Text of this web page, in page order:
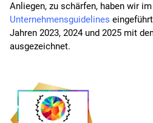
Anliegen, zu schärfen, haben wir
Unternehmensguidelines
Jahren 2023, 2024 und 2025 mit
ausgezeichnet.